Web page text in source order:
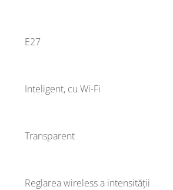
E27
Inteligent, cu Wi-Fi
Transparent
Reglarea wireless a intensității